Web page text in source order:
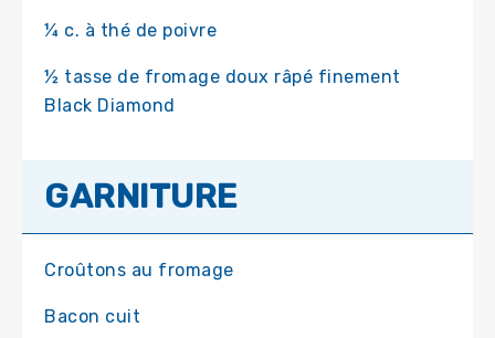
¼ c. à thé de poivre
½ tasse de fromage doux râpé finement
Black Diamond
GARNITURE
Croûtons au fromage
Bacon cuit